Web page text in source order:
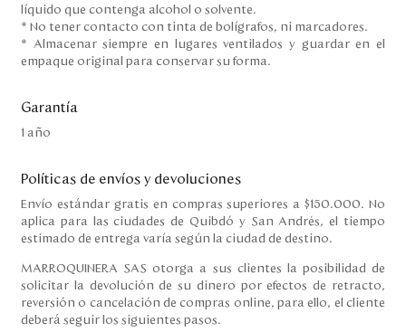
líquido que contenga alcohol o solvente.
* No tener contacto con tinta de bolígrafos, ni marcadores.
* Almacenar siempre en lugares ventilados y guardar en el
empaque original para conservar su forma.
Garantía
1 año
Políticas de envíos y devoluciones
Envío estándar gratis en compras superiores a $150.000. No
aplica para las ciudades de Quibdó y San Andrés, el tiempo
estimado de entrega varía según la ciudad de destino.
MARROQUINERA SAS otorga a sus clientes la posibilidad de
solicitar la devolución de su dinero por efectos de retracto,
reversión o cancelación de compras online, para ello, el cliente
deberá seguir los siguientes pasos.